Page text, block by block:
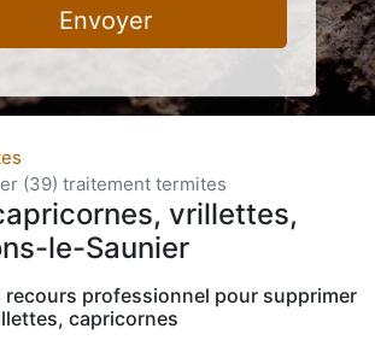
Envoyer
(39) traitement termites
vrillettes,
le-Saunier
recours professionnel pour supprimer
capricornes